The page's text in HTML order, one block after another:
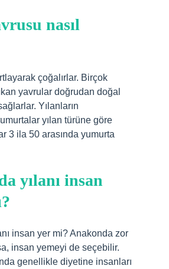
nasıl
çoğalırlar. Birçok
yavrular doğrudan doğal
Yılanların
yılan türüne göre
3 ila 50 arasında yumurta
yılanı insan
insan yer mi? Anakonda zor
insan yemeyi de seçebilir.
genellikle diyetine insanları